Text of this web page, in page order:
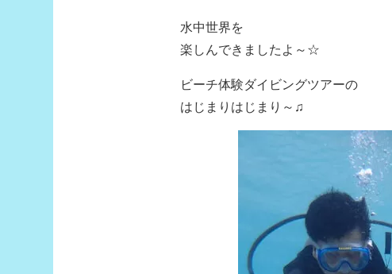
水中世界を
楽しんできましたよ～☆
ビーチ体験ダイビングツアーの
はじまりはじまり～♫